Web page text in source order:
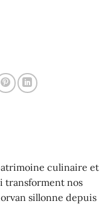
culinaire et
transforment nos
sillonne depuis